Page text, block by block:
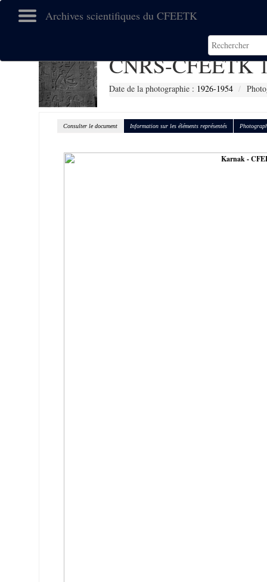
Archives scientifiques du CFEETK
CNRS-CFEETK
Date de la photographie : 1926-1954
Consulter le document Information sur les éléments représentés